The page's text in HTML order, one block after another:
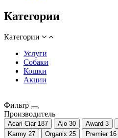
Категории
Категории
Услуги
Собаки
Кошки
Акции
Фильтр
Производитель
Acari Ciar 187 Ajo 30 Award 3
Karmy 27 Organix 25 Premier 16